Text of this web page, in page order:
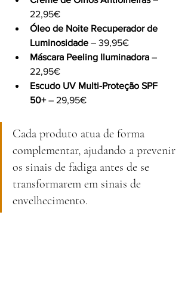
22,95€
Óleo de Noite Recuperador de
Luminosidade – 39,95€
Máscara Peeling Iluminadora –
22,95€
Escudo UV Multi-Proteção SPF
50+ – 29,95€
Cada produto atua de forma
complementar, ajudando a prevenir
os sinais de fadiga antes de se
transformarem em sinais de
envelhecimento.